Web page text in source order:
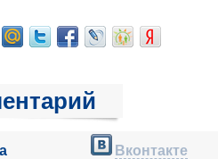
Вконтакте